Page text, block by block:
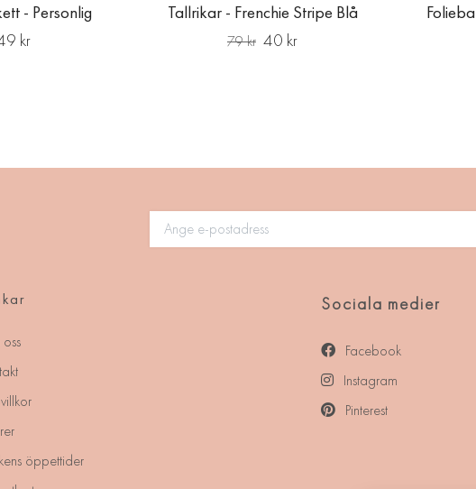
- Personlig
kr
Tallrikar - Frenchie Stripe Blå
79 kr 40 kr
öppettider
Sociala medier
Facebook
Instagram
Pinterest